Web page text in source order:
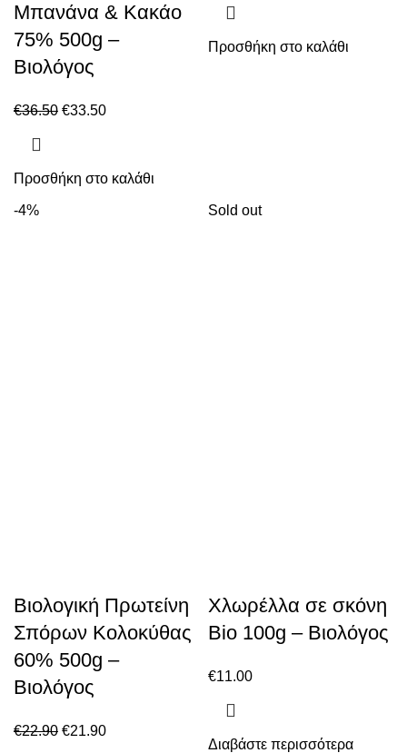
Μπανάνα & Κακάο
75% 500g –
Βιολόγος
€36.50 €33.50
Προσθήκη στο καλάθι
Προσθήκη στο καλάθι
-4%
Βιολογική Πρωτείνη
Σπόρων Κολοκύθας
60% 500g –
Βιολόγος
€22.90 €21.90
Sold out
Χλωρέλλα σε σκόνη
Bio 100g – Βιολόγος
€11.00
Διαβάστε περισσότερα